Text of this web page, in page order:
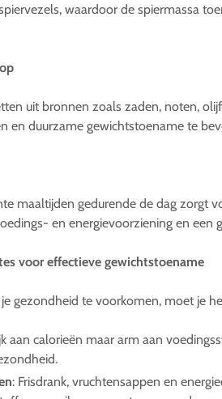
waardoor de spiermassa
uit bronnen zoals zaden, noten,
en duurzame gewichtstoename te
maaltijden gedurende de dag zorgt
en energievoorziening en een
voor effectieve gewichtstoename
gezondheid te voorkomen, moet je
aan calorieën maar arm aan
: Frisdrank, vruchtensappen en